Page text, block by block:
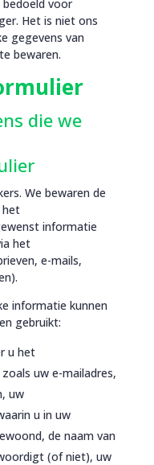
voor
Het is niet ons
gegevens van
bewaren.
die we
We bewaren de
het
informatie
het
e-mails,
informatie kunnen
gebruikt:
u het
uw e-mailadres,
uw
u in uw
de naam van
(of niet), uw